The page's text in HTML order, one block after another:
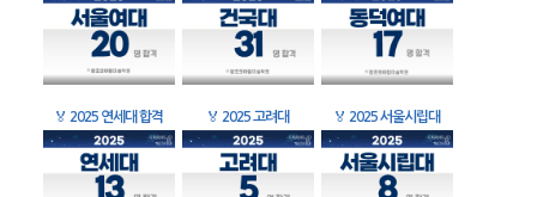
🏅 2025 연세대 합격 🏅 2025 고려대 🏅 2025 서울시립대